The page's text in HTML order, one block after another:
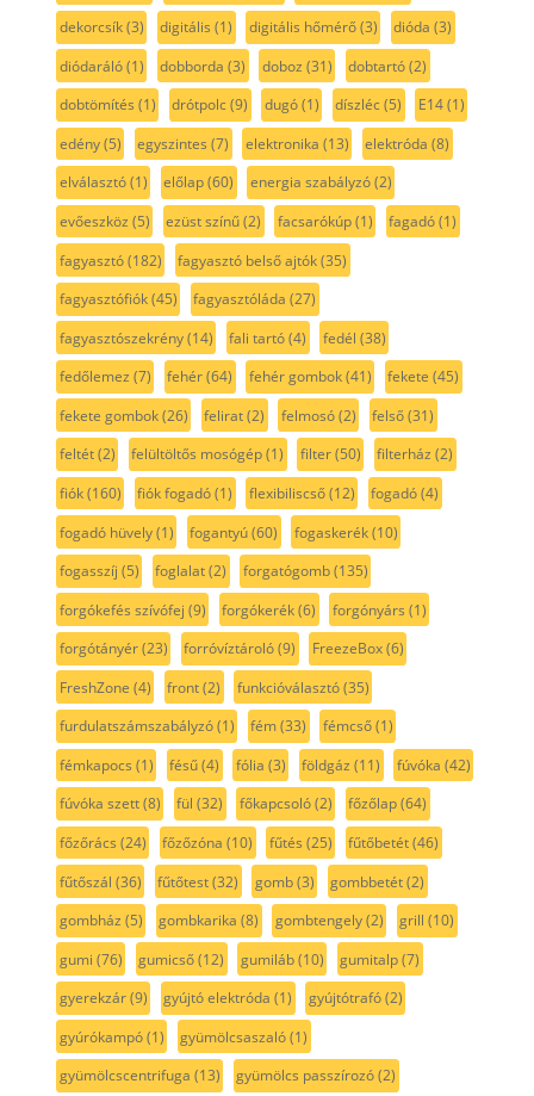
dekorcsík(3) digitális (1) digitális hőmérő(3) dióda (3)
diódaráló(1) dobborda (3) doboz (31) dobtartó(2)
dobtömítés (1) drótpolc(9) dugó(1) díszléc(5) E14(1)
edény(5) egyszintes (7) elektronika (13) elektróda (8)
elválasztó(1) előlap(60) energia szabályzó(2)
evőeszköz (5) ezüst színű(2) facsarókúp(1) fagadó(1)
fagyasztó(182) fagyasztó belső ajtók(35)
fagyasztófiók(45) fagyasztóláda (27)
fagyasztószekrény(14) fali tartó(4) fedél (38)
fedőlemez (7) fehér(64) fehér gombok(41) fekete (45)
fekete gombok(26) felirat(2) felmosó(2) felső(31)
feltét(2) felültöltős mosógép(1) filter(50) filterház (2)
fiók(160) fiók fogadó(1) flexibiliscső(12) fogadó(4)
fogadó hüvely(1) fogantyú(60) fogaskerék(10)
fogasszíj (5) foglalat(2) forgatógomb(135)
forgókefés szívófej (9) forgókerék(6) forgónyárs (1)
forgótányér(23) forróvíztároló(9) FreezeBox(6)
FreshZone (4) front(2) funkcióválasztó(35)
furdulatszámszabályzó(1) fém(33) fémcső(1)
fémkapocs (1) fésű(4) fólia (3) földgáz (11) fúvóka (42)
fúvóka szett(8) fül (32) főkapcsoló(2) főzőlap(64)
főzőrács (24) főzőzóna (10) fűtés (25) fűtőbetét(46)
fűtőszál (36) fűtőtest(32) gomb(3) gombbetét(2)
gombház (5) gombkarika (8) gombtengely(2) grill (10)
gumi (76) gumicső(12) gumiláb(10) gumitalp(7)
gyerekzár(9) gyújtó elektróda (1) gyújtótrafó(2)
gyúrókampó(1) gyümölcsaszaló(1)
gyümölcscentrifuga (13) gyümölcs passzírozó(2)